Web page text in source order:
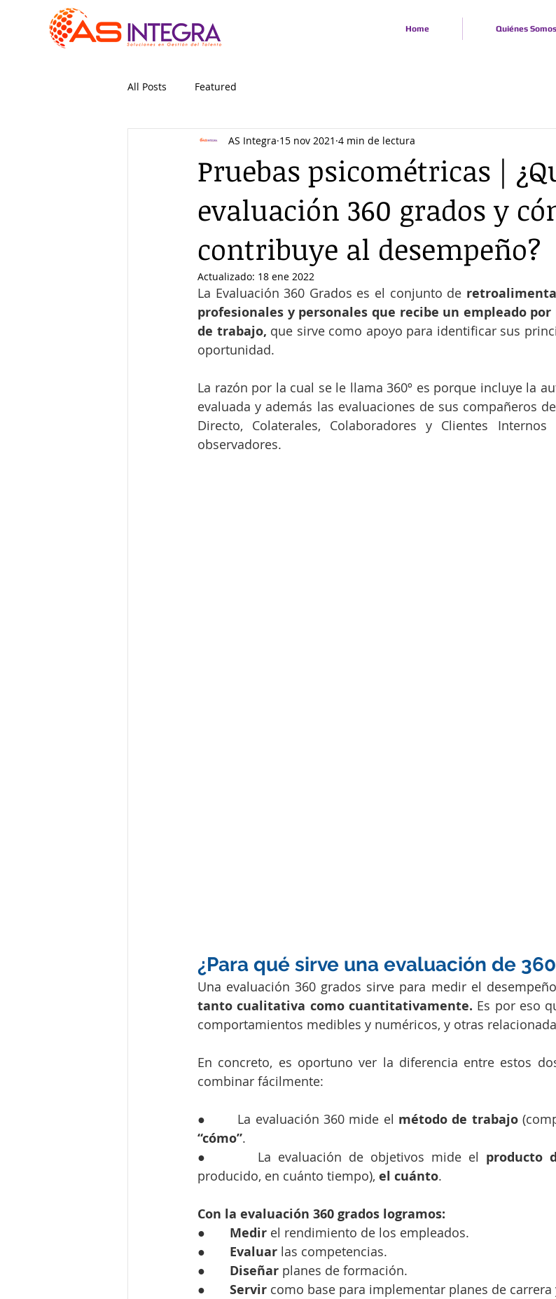
Home Quiénes Somos
All Posts Featured
Pruebas psicométricas |
evaluación 360 grados y
contribuye al desempeño?
AS Integra 15 nov 2021 4 min de lectura
Actualizado: 18 ene 2022
La Evaluación 360 Grados es el conjunto de
profesionales y personales que recibe un empleado
de trabajo, que sirve como apoyo para identificar sus
oportunidad.
La razón por la cual se le llama 360º es porque incluye la
evaluada y además las evaluaciones de sus compañeros
Directo, Colaterales, Colaboradores y Clientes
observadores.
¿Para qué sirve una evaluación de
Una evaluación 360 grados sirve para medir el
tanto cualitativa como cuantitativamente. Es por eso
comportamientos medibles y numéricos, y otras
En concreto, es oportuno ver la diferencia entre estos
combinar fácilmente:
●       La evaluación 360 mide el método de trabajo
“cómo”.
●       La evaluación de objetivos mide el producto
producido, en cuánto tiempo), el cuánto.
Con la evaluación 360 grados logramos:
● Medir el rendimiento de los empleados.
●
Evaluar las competencias.
● Diseñar planes de formación.
● Servir como base para implementar planes de carrera